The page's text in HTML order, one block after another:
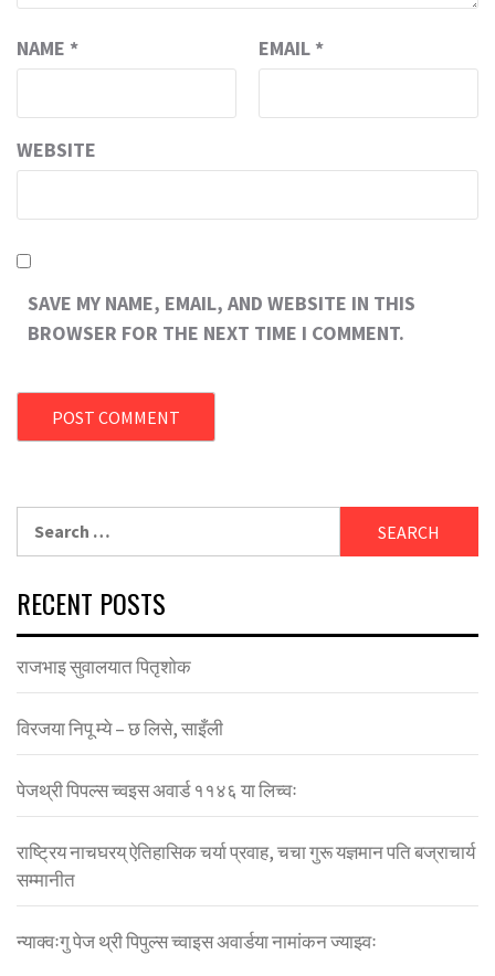
NAME * EMAIL *
WEBSITE
SAVE MY NAME, EMAIL, AND WEBSITE IN THIS
BROWSER FOR THE NEXT TIME I COMMENT.
RECENT POSTS
राजभाइ सुवालयात पितृशाेक
विरजया निपू म्ये – छ लिसे, साइँली
पेजथ्री पिपल्स च्वइस अवार्ड ११४६ या लिच्वः
राष्ट्रिय नाचघरय् ऐतिहासिक चर्या प्रवाह, चचा गुरू यज्ञमान पति बज्राचार्य
सम्मानीत
न्याक्वःगु पेज थ्री पिपुल्स च्वाइस अवार्डया नामांकन ज्याझ्वः